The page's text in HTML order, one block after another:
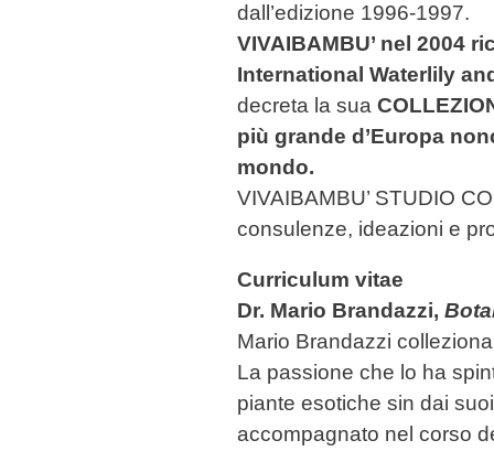
dall’edizione 1996-1997.
VIVAIBAMBU’ nel 2004
International Waterlily
decreta la sua
più grande d’Europa
mondo.
VIVAIBAMBU’ STUDIO
consulenze, ideazioni e
Curriculum vitae
Dr. Mario Brandazzi,
Mario Brandazzi
La passione che lo ha
piante esotiche sin dai
accompagnato nel corso